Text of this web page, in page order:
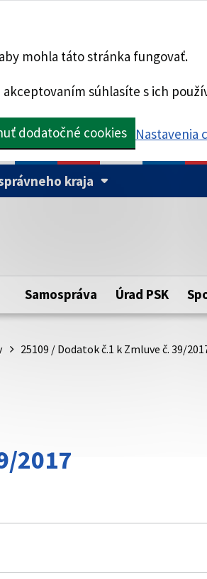
mohla táto stránka fungovať.
súhlasíte s ich
dodatočné cookies Nastavenia
kraja
samosprávneho kraja.
Samospráva Úrad PSK
25109 / Dodatok č.1 k Zmluve č. 39/
2017